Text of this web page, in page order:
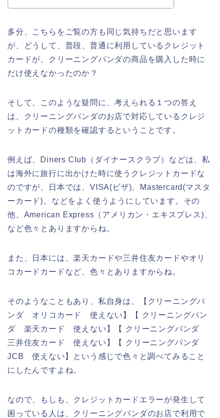
多分、こちらをご覧の方も同じ気持ちだと思います
が、どうして、普段、普通に利用しているクレジット
カードが、クリーニングパンダの商品を購入した時に
だけ使えなかったのか？
そして、このような疑問に、考えられる１つの答え
は、クリーニングパンダのお店で対応しているクレジ
ットカードの種類を確認するということです。
例えば、Diners Club（ダイナースクラブ）などは、私
は海外に旅行に出かけた時に使うクレジットカードな
のですが、日本では、VISA(ビザ)、Mastercard(マスタ
ーカード)、などをよく使うようにしています。その
他、American Express（アメリカン・エキスプレス)、
など色々とありますからね。
また、日本には、楽天カードや三井住友カードやオリ
コカードカードなど、色々とありますからね。
そのようなこともあり、私自身は、【クリーニングパ
ンダ オリコカード 使えない】【 クリーニングパン
ダ 楽天カード 使えない】【 クリーニングパンダ
三井住友カード 使えない】【 クリーニングパンダ
JCB 使えない】という感じで色々と調べてみること
にしたんですよね。
なので、もしも、クレジットカードエラーが発生して
困っている人は、クリーニングパンダのお店で利用で